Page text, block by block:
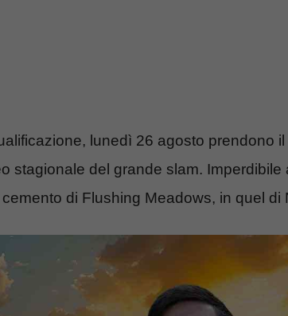
lunedì 26 agosto prendono
stagionale del grande slam.
di Flushing Meadows, in quel di